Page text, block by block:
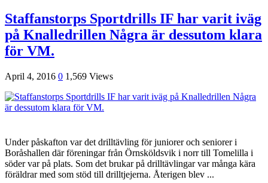
Staffanstorps Sportdrills IF har varit iväg
på Knalledrillen Några är dessutom klara
för VM.
April 4, 2016 0 1,569 Views
Under påskafton var det drilltävling för juniorer och seniorer i
Boråshallen där föreningar från Örnsköldsvik i norr till Tomelilla i
söder var på plats. Som det brukar på drilltävlingar var många kära
föräldrar med som stöd till drilltjejerna. Återigen blev ...